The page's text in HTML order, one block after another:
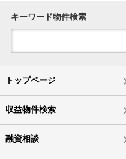
キーワード物件検索
トップページ
収益物件検索
融資相談